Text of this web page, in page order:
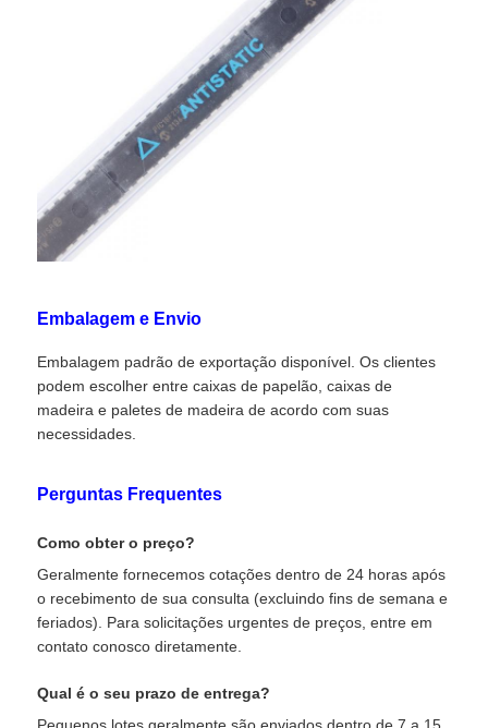
Embalagem e Envio
Embalagem padrão de exportação disponível. Os clientes
podem escolher entre caixas de papelão, caixas de
madeira e paletes de madeira de acordo com suas
necessidades.
Perguntas Frequentes
Como obter o preço?
Geralmente fornecemos cotações dentro de 24 horas após
o recebimento de sua consulta (excluindo fins de semana e
feriados). Para solicitações urgentes de preços, entre em
contato conosco diretamente.
Qual é o seu prazo de entrega?
Pequenos lotes geralmente são enviados dentro de 7 a 15